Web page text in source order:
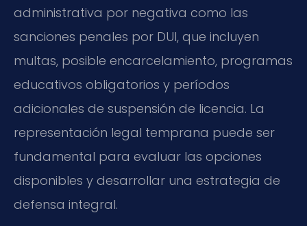
administrativa por negativa como las
sanciones penales por DUI, que incluyen
multas, posible encarcelamiento, programas
educativos obligatorios y períodos
adicionales de suspensión de licencia. La
representación legal temprana puede ser
fundamental para evaluar las opciones
disponibles y desarrollar una estrategia de
defensa integral.